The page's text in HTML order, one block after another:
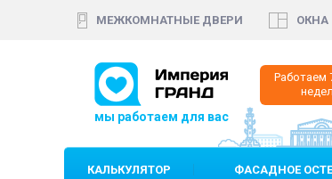
МЕЖКОМНАТНЫЕ ДВЕРИ ОКНА
Работаем
+7 (812) 640 35 99
КАЛЬКУЛЯТОР ФАСАДНОЕ